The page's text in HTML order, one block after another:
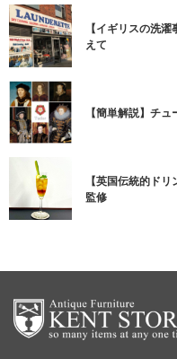
【イギリスの洗
えて
【簡単解説】チ
【英国伝統的ド
監修